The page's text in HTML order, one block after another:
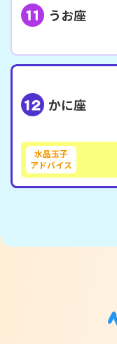
うお座
かに座
水晶玉子
アドバイス